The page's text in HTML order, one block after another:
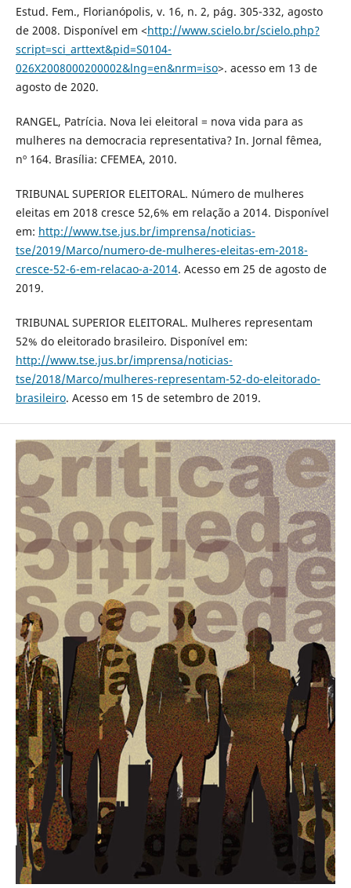
Estud. Fem., Florianópolis, v. 16, n. 2, pág. 305-332, agosto
de 2008. Disponível em <http://www.scielo.br/scielo.php?
script=sci_arttext&pid=S0104-
026X2008000200002&lng=en&nrm=iso>. acesso em 13 de
agosto de 2020.
RANGEL, Patrícia. Nova lei eleitoral = nova vida para as
mulheres na democracia representativa? In. Jornal fêmea,
nº 164. Brasília: CFEMEA, 2010.
TRIBUNAL SUPERIOR ELEITORAL. Número de mulheres
eleitas em 2018 cresce 52,6% em relação a 2014. Disponível
em: http://www.tse.jus.br/imprensa/noticias-
tse/2019/Marco/numero-de-mulheres-eleitas-em-2018-
cresce-52-6-em-relacao-a-2014. Acesso em 25 de agosto de
2019.
TRIBUNAL SUPERIOR ELEITORAL. Mulheres representam
52% do eleitorado brasileiro. Disponível em:
http://www.tse.jus.br/imprensa/noticias-
tse/2018/Marco/mulheres-representam-52-do-eleitorado-
brasileiro. Acesso em 15 de setembro de 2019.